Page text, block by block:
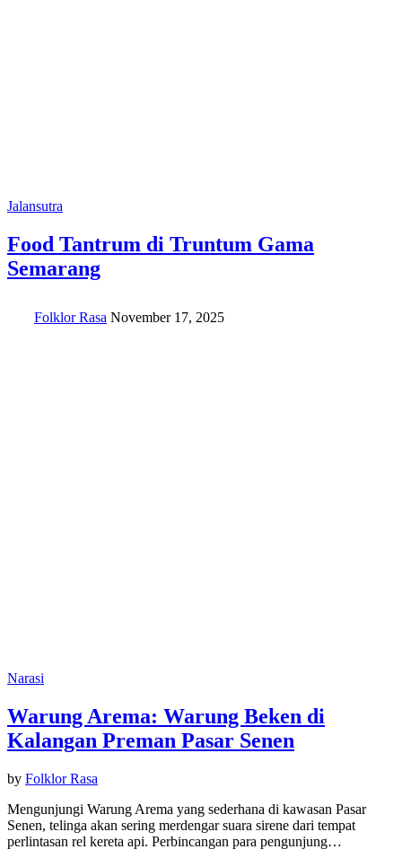
Jalansutra
Food Tantrum di Truntum Gama
Semarang
Folklor Rasa November 17, 2025
Narasi
Warung Arema: Warung Beken di
Kalangan Preman Pasar Senen
by Folklor Rasa
Mengunjungi Warung Arema yang sederhana di kawasan Pasar
Senen, telinga akan sering merdengar suara sirene dari tempat
perlintasan rel kereta api. Perbincangan para pengunjung…